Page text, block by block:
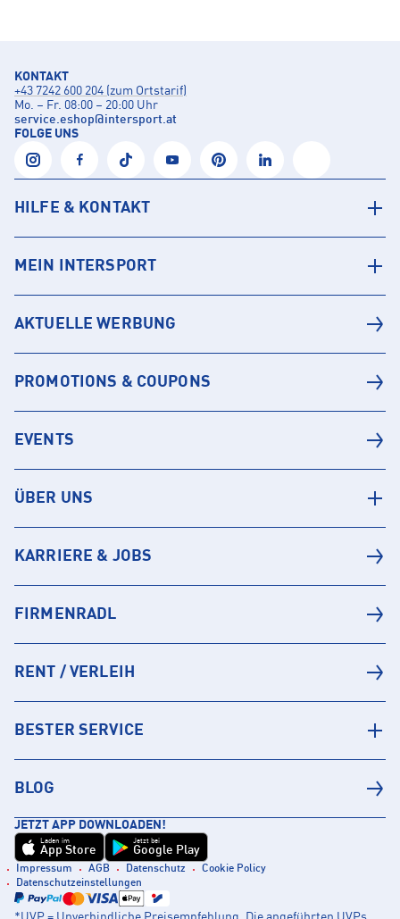
KONTAKT
+43 7242 600 204 (zum Ortstarif)
Mo. – Fr. 08:00 – 20:00 Uhr
service.eshop@intersport.at
FOLGE UNS
HILFE & KONTAKT
MEIN INTERSPORT
AKTUELLE WERBUNG
PROMOTIONS & COUPONS
EVENTS
ÜBER UNS
KARRIERE & JOBS
FIRMENRADL
RENT / VERLEIH
BESTER SERVICE
BLOG
JETZT APP DOWNLOADEN!
Laden im
App Store
Jetzt bei
Google Play
Impressum AGB Datenschutz
Cookie Policy
Datenschutzeinstellungen